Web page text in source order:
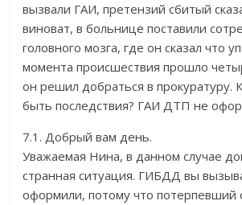
вызвали ГАИ, претензий сбитый
виноват, в больнице поставили
головного мозга, где он сказал что
момента происшествия прошло
он решил добраться в прокуратуру.
быть последствия? ГАИ ДТП не
7.1. Добрый вам день.
Уважаемая Нина, в данном случае
странная ситуация. ГИБДД вы
оформили, потому что потерпевший